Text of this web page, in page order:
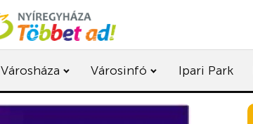
Városháza Városinfó Ipari Park